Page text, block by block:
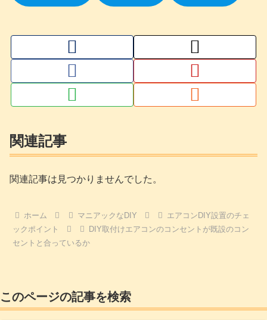
関連記事
関連記事は見つかりませんでした。
ホーム マニアックなDIY
エアコンDIY設置のチェ
ックポイント
DIY取付けエアコンのコンセントが既設のコン
セントと合っているか
このページの記事を検索